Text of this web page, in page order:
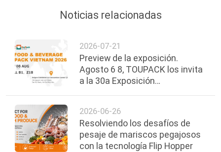
Noticias relacionadas
2026-07-21
Preview de la exposición.
Agosto 6 8, TOUPACK los invita
a la 30a Exposición
2026-06-26
Resolviendo los desafíos de
pesaje de mariscos pegajosos
con la tecnología Flip Hopper